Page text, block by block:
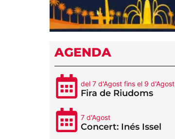
AGENDA
del 7 d'Agost fins el 9 d'Agost
Fira de Riudoms
7 d'Agost
Concert: Inés Issel